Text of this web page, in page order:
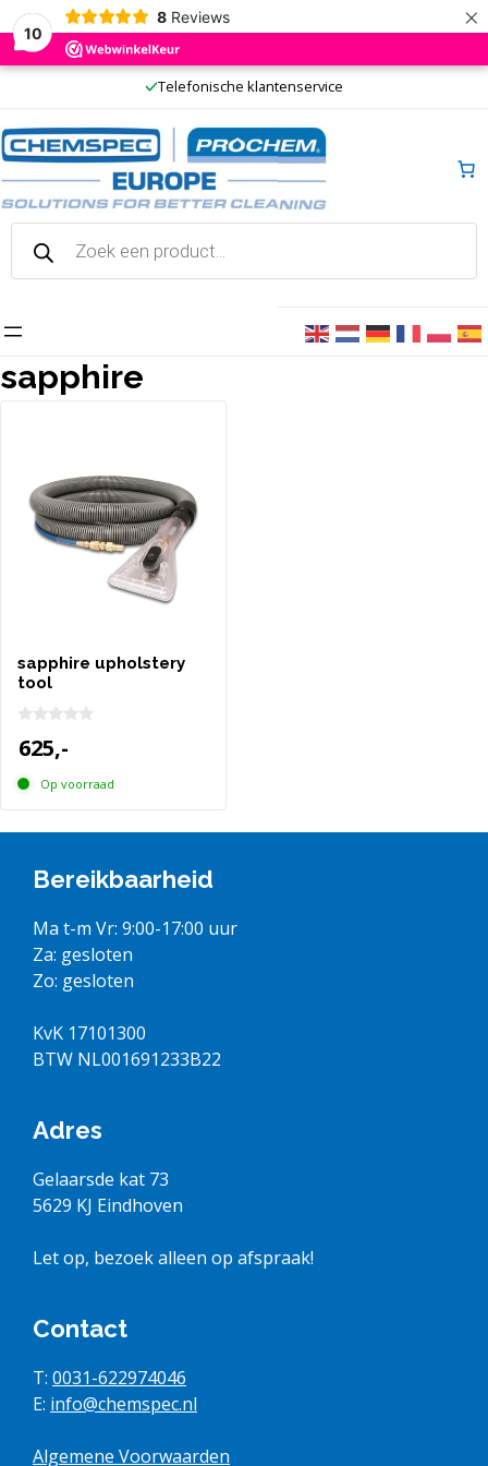
10
8 Reviews ×
Ga
de
inhoud
Telefonische klantenservice
Producten
zoeken
sapphire
sapphire upholstery
tool
v
n
5
625,-
Op voorraad
Bereikbaarheid
Ma t-m Vr: 9:00-17:00 uur
Za: gesloten
Zo: gesloten
KvK 17101300
BTW NL001691233B22
Adres
Gelaarsde kat 73
5629 KJ Eindhoven
Let op, bezoek alleen op afspraak!
Contact
T: 0031-622974046
E: info@chemspec.nl
Algemene Voorwaarden